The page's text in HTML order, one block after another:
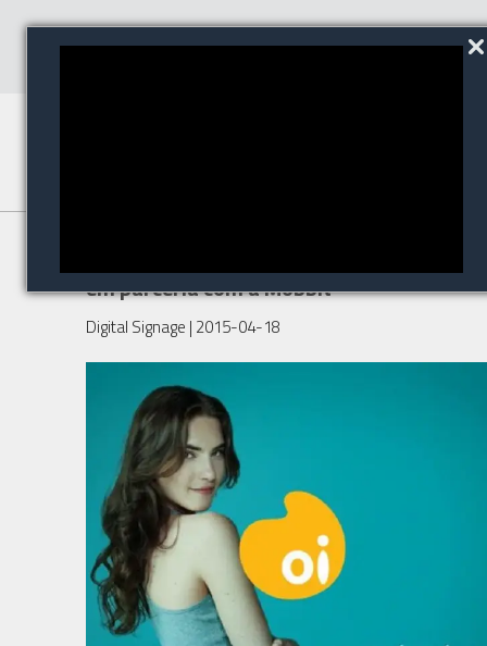
em parceria com a Mobbit
Digital Signage | 2015-04-18